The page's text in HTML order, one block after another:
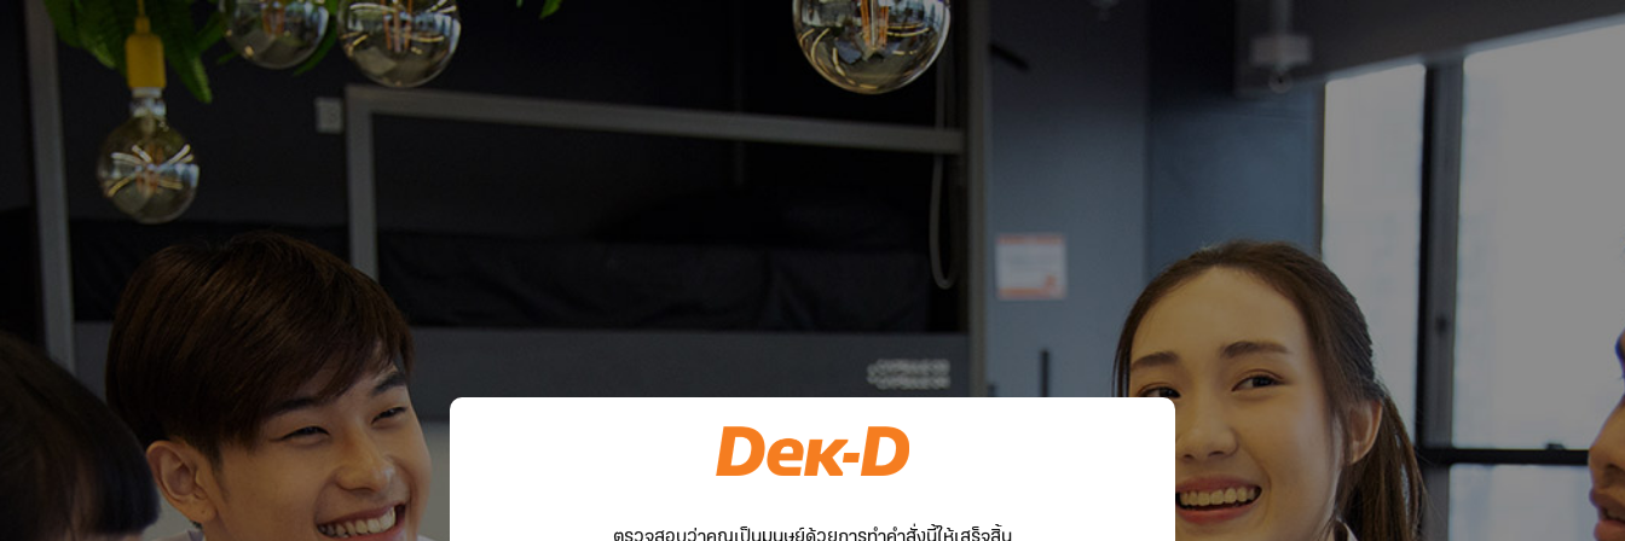
ตรวจสอบว่าคุณเป็นมนุษย์ด้วยการทำคำสั่งนี้ให้เสร็จสิ้น